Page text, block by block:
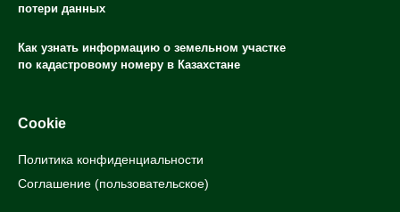
потери данных
Как узнать информацию о земельном участке
по кадастровому номеру в Казахстане
Cookie
Политика конфиденциальности
Соглашение (пользовательское)